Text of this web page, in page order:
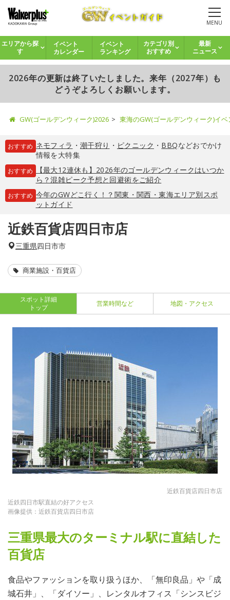
MENU
エリアから探
す
イベント
カレンダー
イベント
ランキング
カテゴリ別
おすすめ
最新
ニュース
2026年の更新は終了いたしました。来年（2027年）も
どうぞよろしくお願いします。
GW(ゴールデンウィーク)2026 東海のGW(ゴールデンウィーク)イ
おすすめ ネモフィラ ・ 潮干狩り ・ ピクニック ・ BBQなどおでかけ
情報を大特集
おすすめ
【最大12連休も】2026年のゴールデンウィークはいつか
ら？混雑ピーク予想と回避術をご紹介
おすすめ 今年のGWどこ行く！？関東・関西・東海エリア別スポ
ットガイド
近鉄百貨店四日市店
三重県四日市市
商業施設・百貨店
スポット詳細
トップ
営業時間など 地図・アクセス
近鉄百貨店四日市店
近鉄四日市駅直結の好アクセス
画像提供：近鉄百貨店四日市店
三重県最大のターミナル駅に直結した
百貨店
食品やファッションを取り扱うほか、「無印良品」や「成
城石井」、「ダイソー」、レンタルオフィス「シンスビジ